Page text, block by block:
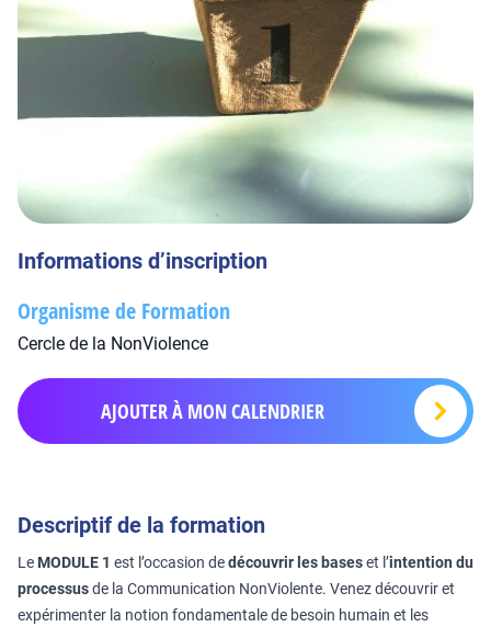
Informations d’inscription
Organisme de Formation
Cercle de la NonViolence
AJOUTER À MON CALENDRIER
Descriptif de la formation
Le MODULE 1 est l’occasion dedécouvrir les baseset l’intention du
processusde la Communication NonViolente. Venez découvrir et
expérimenter la notion fondamentale de besoin humain et les